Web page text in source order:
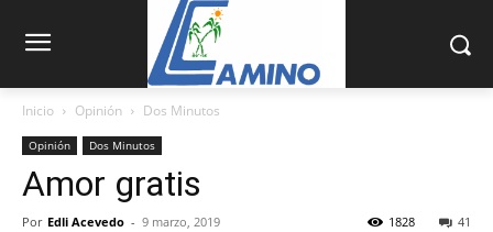
Inicio Opinión Dos Minutos
Opinión Dos Minutos
Amor gratis
Por Edli Acevedo - 9 marzo, 2019 41
1828